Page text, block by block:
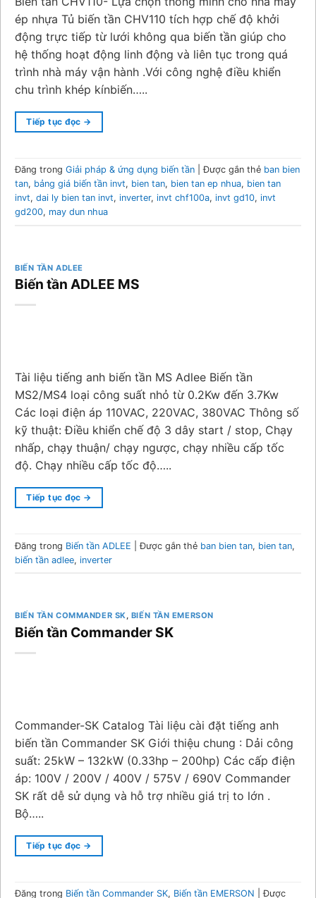
ép nhựa Tủ biến tần CHV110 tích hợp chế độ khởi
động trực tiếp từ lưới không qua biến tần giúp cho
hệ thống hoạt động linh động và liên tục trong quá
trình nhà máy vận hành .Với công nghệ điều khiển
chu trình khép kínbiến…..
Tiếp tục đọc →
Đăng trong Giải pháp & ứng dụng biến tần |Được gắn thẻ ban bien
tan, bảng giá biến tần invt, bien tan, bien tan ep nhua, bien tan
invt, dai ly bien tan invt, inverter, invt chf100a, invt gd10, invt
gd200, may dun nhua
BIẾN TẦN ADLEE
Biến tần ADLEE MS
Tài liệu tiếng anh biến tần MS Adlee Biến tần
MS2/MS4 loại công suất nhỏ từ 0.2Kw đến 3.7Kw
Các loại điện áp 110VAC, 220VAC, 380VAC Thông số
kỹ thuật: Điều khiển chế độ 3 dây start / stop, Chạy
nhấp, chạy thuận/ chạy ngược, chạy nhiều cấp tốc
độ. Chạy nhiều cấp tốc độ…..
Tiếp tục đọc →
Đăng trong Biến tần ADLEE |Được gắn thẻ ban bien tan, bien tan,
biến tần adlee, inverter
BIẾN TẦN COMMANDER SK, BIẾN TẦN EMERSON
Biến tần Commander SK
Commander-SK Catalog Tài liệu cài đặt tiếng anh
biến tần Commander SK Giới thiệu chung : Dải công
suất: 25kW – 132kW (0.33hp – 200hp) Các cấp điện
áp: 100V / 200V / 400V / 575V / 690V Commander
SK rất dễ sử dụng và hỗ trợ nhiều giá trị to lớn .
Bộ…..
Tiếp tục đọc →
Đăng trong Biến tần Commander SK, Biến tần EMERSON |Được